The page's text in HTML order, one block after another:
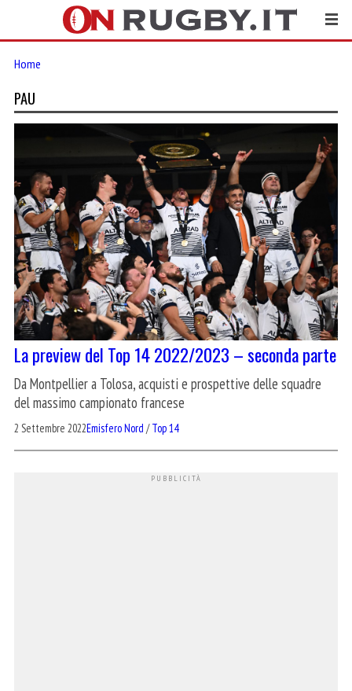
Home
PAU
La preview del Top 14 2022/2023 – seconda parte
Da Montpellier a Tolosa, acquisti e prospettive delle squadre
del massimo campionato francese
2 Settembre 2022Emisfero Nord /Top 14